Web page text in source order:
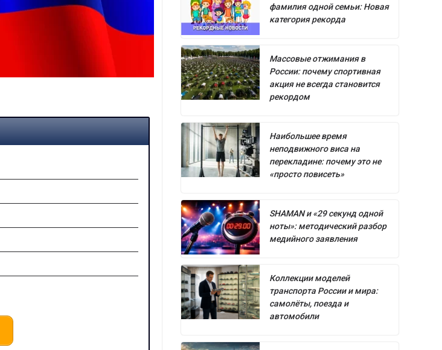
фамилия одной семьи: Новая
категория рекорда
Массовые отжимания в
России: почему спортивная
акция не всегда становится
рекордом
Наибольшее время
неподвижного виса на
перекладине: почему это не
«просто повисеть»
SHAMAN и «29 секунд одной
ноты»: методический разбор
медийного заявления
Коллекции моделей
транспорта России и мира:
самолёты, поезда и
автомобили